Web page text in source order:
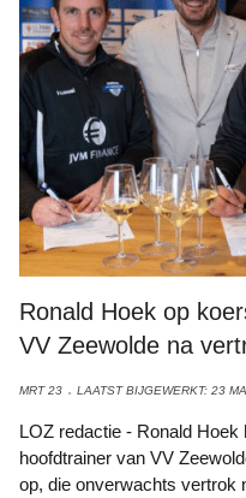
Ronald Hoek op
VV Zeewolde na
MRT 23 LAATST BIJGEWERKT: 23
LOZ redactie - Ronald
hoofdtrainer van VV
op, die onverwachts vertrok